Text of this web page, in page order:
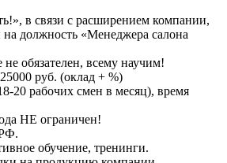
в связи с расширением компании,
на должность «Менеджера салона
обязателен, всему научим!
руб. (оклад + %)
20 рабочих смен в месяц), время
НЕ ограничен!
обучение, тренинги.